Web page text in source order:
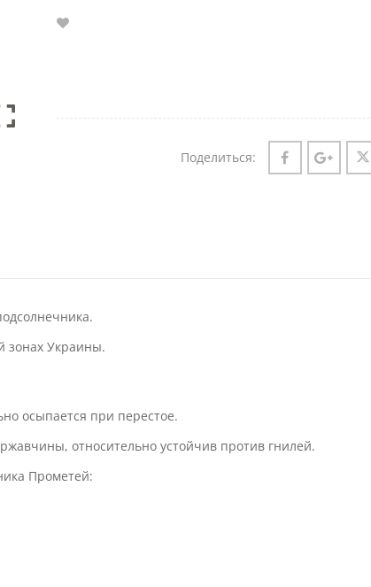
Поделиться:
зонах Украины.
осыпается при перестое.
относительно устойчив против гнилей.
Прометей: